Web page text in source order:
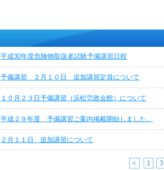
平成30年度危険物取扱者試験予備講習日程
予備講習 ２月１０日 追加講習定員について
１０月２３日予備講習（浜松労政会館）について
平成２９年度 予備講習ご案内掲載開始しました。
２月１１日 追加講習について
< 1 3